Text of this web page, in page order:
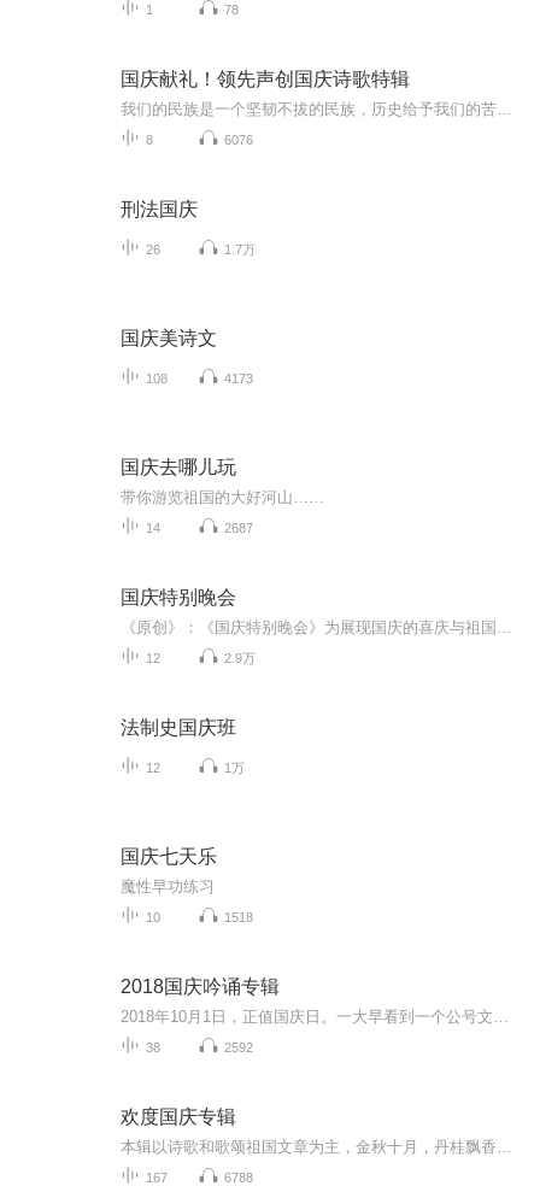
1 78
国庆献礼！领先声创国庆诗歌特辑
8 6076
刑法国庆
26 1.7万
国庆美诗文
108 4173
国庆去哪儿玩
带你游览祖国的大好河山……
14 2687
国庆特别晚会
12 2.9万
法制史国庆班
12 1万
国庆七天乐
魔性早功练习
10 1518
2018国庆吟诵专辑
38 2592
欢度国庆专辑
167 6788